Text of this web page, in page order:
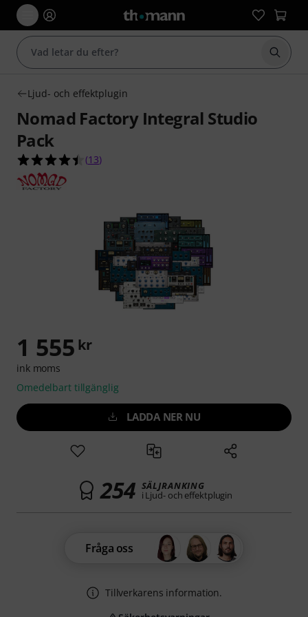
Börja
Ljud- och effektplugin
Nomad Factory Integral Studio
Pack
4.5 av 5 stjärnor från 13 kundbetyg
(13)
1 555 kr
ink moms
Omedelbart tillgänglig
LADDA NER NU
254 SÄLJRANKING
i Ljud- och effektplugin
Fråga oss
Tillverkarens information.